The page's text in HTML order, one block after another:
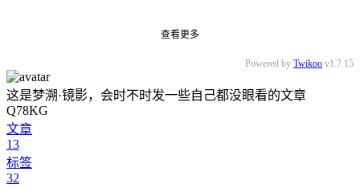
查看更多
Powered by Twikoo v1.7.15
这是梦溯·镜影，会时不时发一些自己都没眼看的文章
Q78KG
文章
13
标签
32